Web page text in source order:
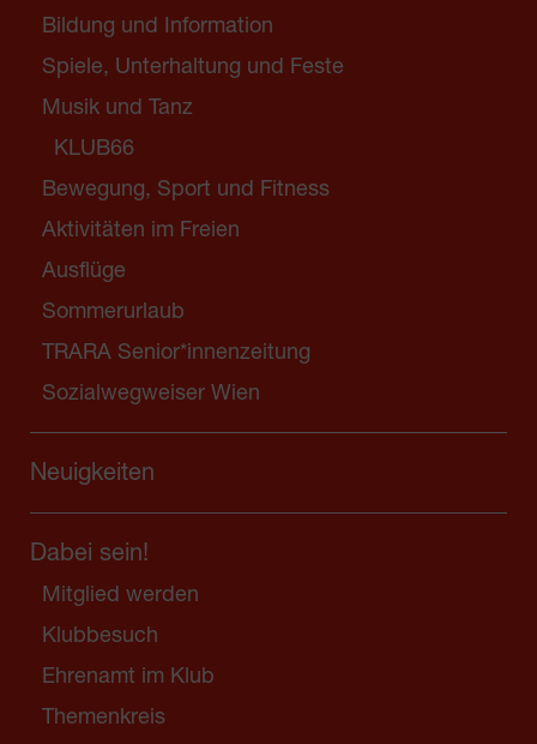
Bildung und Information
Spiele, Unterhaltung und Feste
Musik und Tanz
KLUB66
Bewegung, Sport und Fitness
Aktivitäten im Freien
Ausflüge
Sommerurlaub
TRARA Senior*innenzeitung
Sozialwegweiser Wien
Neuigkeiten
Dabei sein!
Mitglied werden
Klubbesuch
Ehrenamt im Klub
Themenkreis